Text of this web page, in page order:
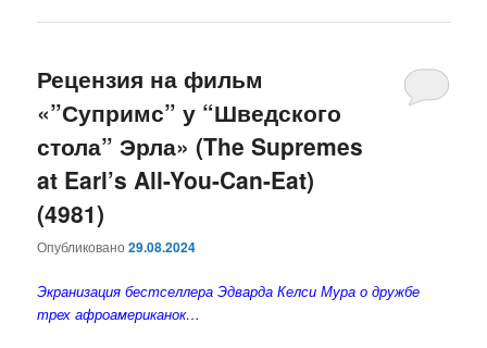
Рецензия на фильм
«”Супримс” у “Шведского
стола” Эрла» (The Supremes
at Earl’s All-You-Can-Eat)
(4981)
Опубликовано29.08.2024
Экранизация бестселлера Эдварда Келси Мура о дружбе
трех афроамериканок…